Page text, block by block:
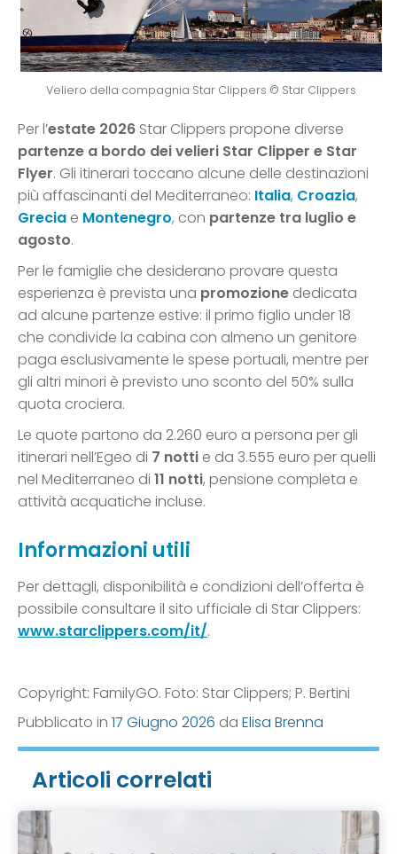
Veliero della compagnia Star Clippers © Star Clippers
Per l’estate 2026 Star Clippers propone diverse
partenze a bordo dei velieri Star Clipper e Star
Flyer. Gli itinerari toccano alcune delle destinazioni
più affascinanti del Mediterraneo: Italia, Croazia,
Grecia e Montenegro, con partenze tra luglio e
agosto.
Per le famiglie che desiderano provare questa
esperienza è prevista una promozione dedicata
ad alcune partenze estive: il primo figlio under 18
che condivide la cabina con almeno un genitore
paga esclusivamente le spese portuali, mentre per
gli altri minori è previsto uno sconto del 50% sulla
quota crociera.
Le quote partono da 2.260 euro a persona per gli
itinerari nell’Egeo di 7 notti e da 3.555 euro per quelli
nel Mediterraneo di 11 notti, pensione completa e
attività acquatiche incluse.
Informazioni utili
Per dettagli, disponibilità e condizioni dell’offerta è
possibile consultare il sito ufficiale di Star Clippers:
www.starclippers.com/it/.
Copyright: FamilyGO. Foto: Star Clippers; P. Bertini
Pubblicato in 17 Giugno 2026 da Elisa Brenna
Articoli correlati